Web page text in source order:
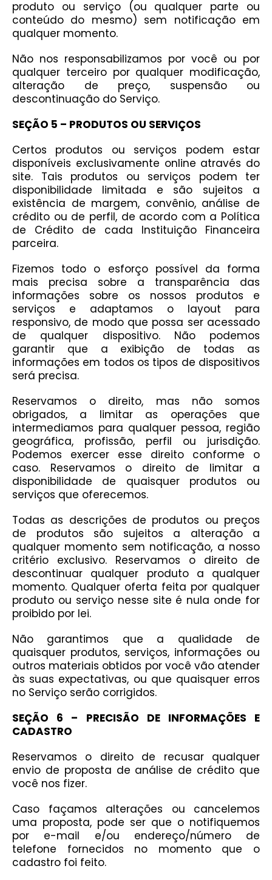
produto ou serviço (ou qualquer parte ou
conteúdo do mesmo) sem notificação em
qualquer momento.
Não nos responsabilizamos por você ou por
qualquer terceiro por qualquer modificação,
alteração de preço, suspensão ou
descontinuação do Serviço.
SEÇÃO 5 – PRODUTOS OU SERVIÇOS
Certos produtos ou serviços podem estar
disponíveis exclusivamente online através do
site. Tais produtos ou serviços podem ter
disponibilidade limitada e são sujeitos a
existência de margem, convênio, análise de
crédito ou de perfil, de acordo com a Política
de Crédito de cada Instituição Financeira
parceira.
Fizemos todo o esforço possível da forma
mais precisa sobre a transparência das
informações sobre os nossos produtos e
serviços e adaptamos o layout para
responsivo, de modo que possa ser acessado
de qualquer dispositivo. Não podemos
garantir que a exibição de todas as
informações em todos os tipos de dispositivos
será precisa.
Reservamos o direito, mas não somos
obrigados, a limitar as operações que
intermediamos para qualquer pessoa, região
geográfica, profissão, perfil ou jurisdição.
Podemos exercer esse direito conforme o
caso. Reservamos o direito de limitar a
disponibilidade de quaisquer produtos ou
serviços que oferecemos.
Todas as descrições de produtos ou preços
de produtos são sujeitos a alteração a
qualquer momento sem notificação, a nosso
critério exclusivo. Reservamos o direito de
descontinuar qualquer produto a qualquer
momento. Qualquer oferta feita por qualquer
produto ou serviço nesse site é nula onde for
proibido por lei.
Não garantimos que a qualidade de
quaisquer produtos, serviços, informações ou
outros materiais obtidos por você vão atender
às suas expectativas, ou que quaisquer erros
no Serviço serão corrigidos.
SEÇÃO 6 – PRECISÃO DE INFORMAÇÕES E
CADASTRO
Reservamos o direito de recusar qualquer
envio de proposta de análise de crédito que
você nos fizer.
Caso façamos alterações ou cancelemos
uma proposta, pode ser que o notifiquemos
por e-mail e/ou endereço/número de
telefone fornecidos no momento que o
cadastro foi feito.